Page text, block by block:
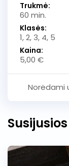
Trukmė:
60 min.
Klasės:
1, 2, 3, 4, 5
Kaina:
5,00 €
Norėdami